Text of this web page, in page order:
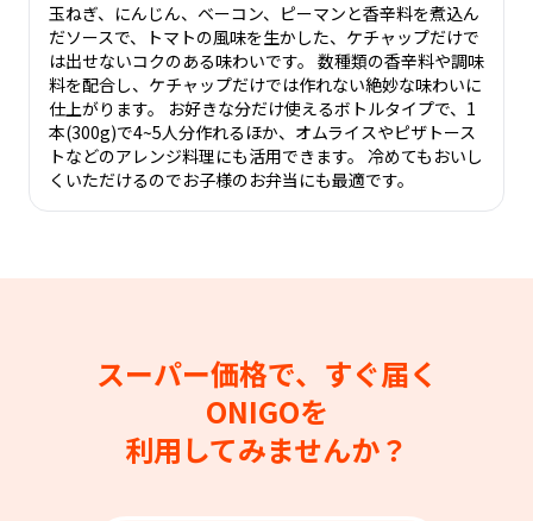
玉ねぎ、にんじん、ベーコン、ピーマンと香辛料を煮込ん
だソースで、トマトの風味を生かした、ケチャップだけで
は出せないコクのある味わいです。 数種類の香辛料や調味
料を配合し、ケチャップだけでは作れない絶妙な味わいに
仕上がります。 お好きな分だけ使えるボトルタイプで、1
本(300g)で4~5人分作れるほか、オムライスやピザトース
トなどのアレンジ料理にも活用できます。 冷めてもおいし
くいただけるのでお子様のお弁当にも最適です。
スーパー価格で、すぐ届く
ONIGOを
利用してみませんか？